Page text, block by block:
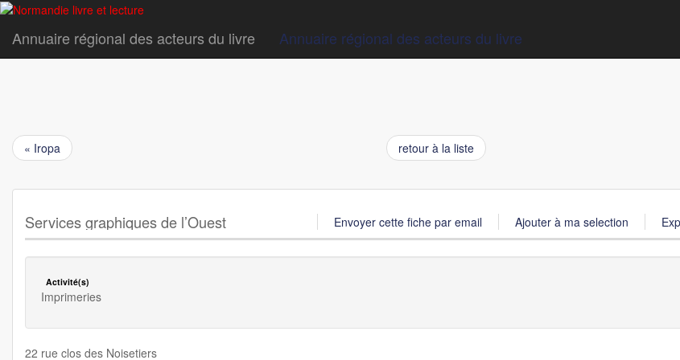
Annuaire régional des acteurs du livre Annuaire régional des acteurs du livre
« Iropa retour à la liste
Services graphiques de l’Ouest Ajouter à ma selection
Envoyer cette fiche par email
Activité(s)
Imprimeries
22 rue clos des Noisetiers